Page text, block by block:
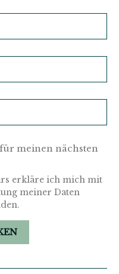
meinen nächsten
erkläre ich mich mit
meiner Daten